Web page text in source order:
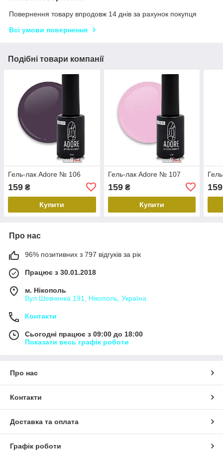
Повернення товару впродовж 14 днів за рахунок покупця
Всі умови повернення
Подібні товари компанії
Гель-лак Adore № 106
159 ₴
Купити
Гель-лак Adore № 107
159₴
Купити
159
Про нас
96% позитивних з 797 відгуків за рік
Працює з 30.01.2018
м. Нікополь
Вул Шевченка 191, Нікополь, Україна
Контакти
Сьогодні працює з 09:00 до 18:00
Показати весь графік роботи
Про нас
Контакти
Доставка та оплата
Графік роботи